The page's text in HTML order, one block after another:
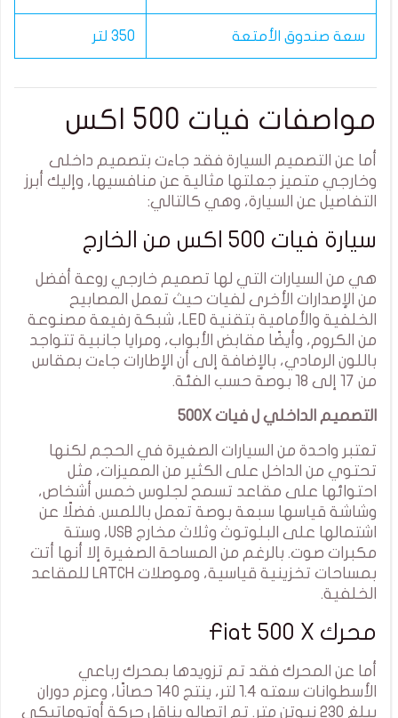
سعة صندوق الأمتعة 350 لتر
مواصفات فيات 500 اكس
أما عن التصميم السيارة فقد جاءت بتصميم داخلى
وخارجي متميز جعلتها مثالية عن منافسيها، وإليك أبرز
التفاصيل عن السيارة، وهي كالتالي:
سيارة فيات 500 اكس من الخارج
هي من السيارات التي لها تصميم خارجي روعة أفضل
من الإصدارات الأخرى لفيات حيث تعمل المصابيح
الخلفية والأمامية بتقنية LED، شبكة رفيعة مصنوعة
من الكروم، وأيضًا مقابض الأبواب، ومرايا جانبية تتواجد
باللون الرمادي، بالإضافة إلى أن الإطارات جاءت بمقاس
من 17 إلى 18 بوصة حسب الفئة.
التصميم الداخلي ل فيات 500X
تعتبر واحدة من السيارات الصغيرة في الحجم لكنها
تحتوي من الداخل على الكثير من المميزات، مثل
احتوائها على مقاعد تسمح لجلوس خمس أشخاص،
وشاشة قياسها سبعة بوصة تعمل باللمس. فضلًا عن
اشتمالها على البلوتوث وثلاث مخارج USB، وستة
مكبرات صوت. بالرغم من المساحة الصغيرة إلا أنها أتت
بمساحات تخزينية قياسية، وموصلات LATCH للمقاعد
الخلفية.
محرك Fiat 500 X
أما عن المحرك فقد تم تزويدها بمحرك رباعي
الأسطوانات سعته 1.4 لتر، ينتج 140 حصانًا، وعزم دوران
يبلغ 230 نيوتن متر. تم اتصاله بناقل حركة أوتوماتيكي